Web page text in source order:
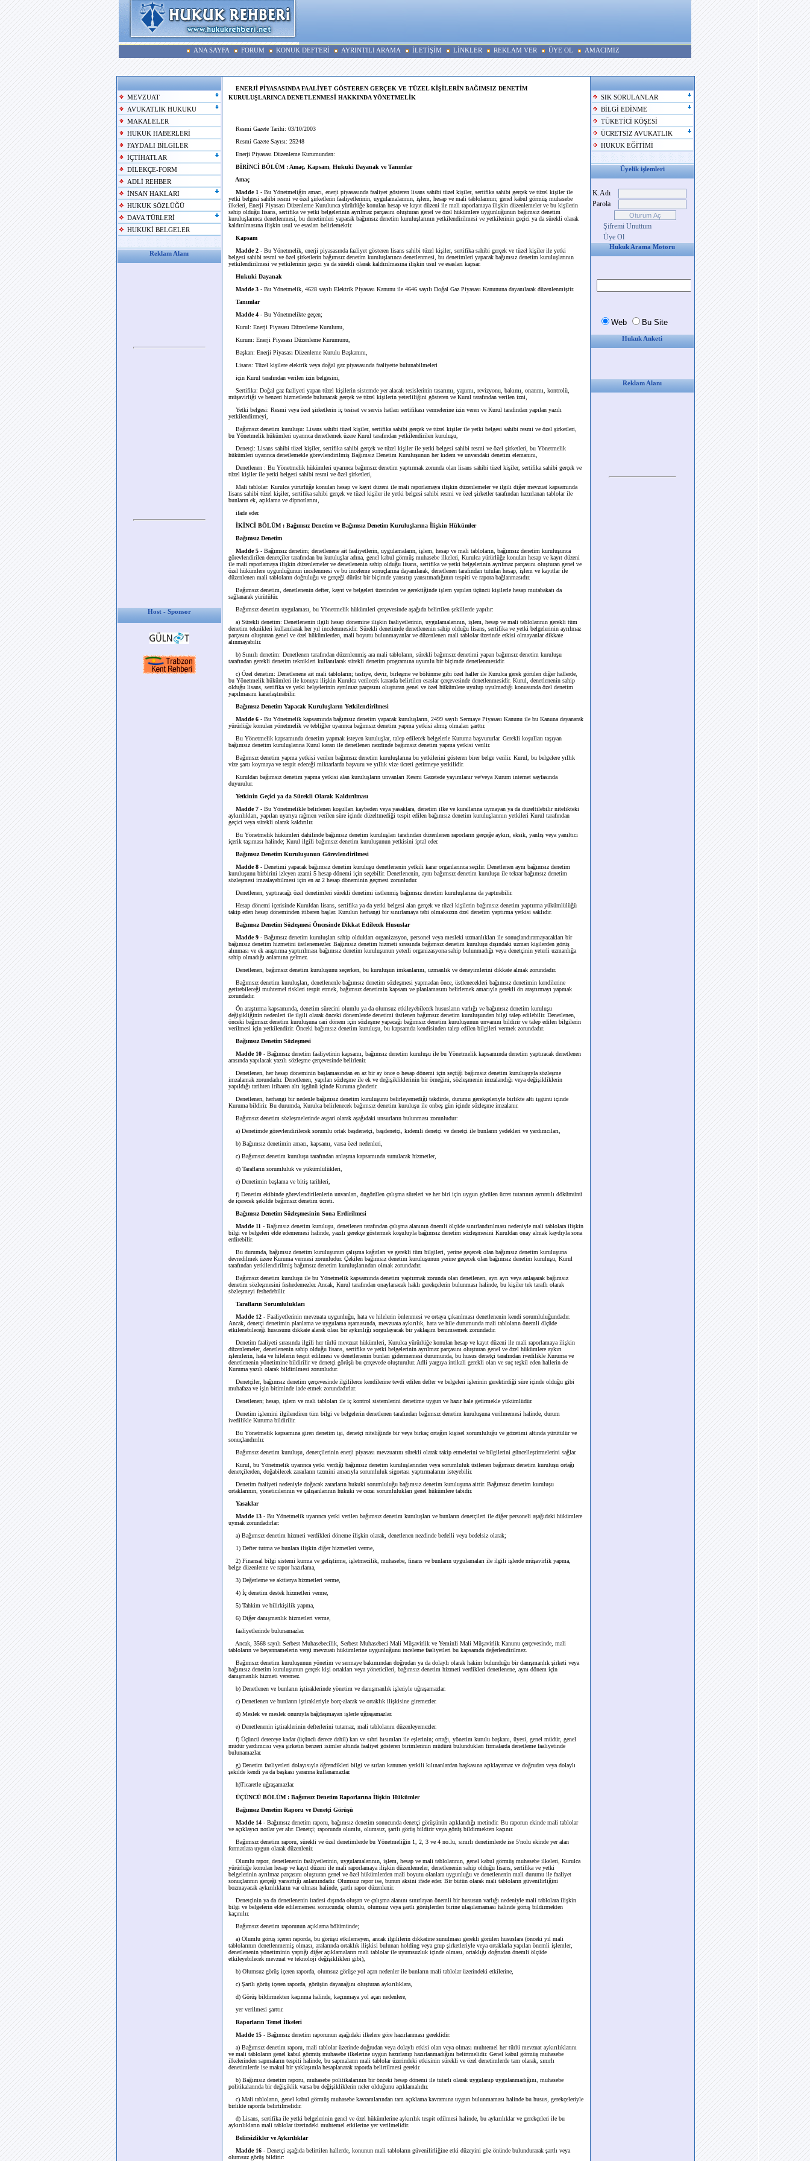
ANA SAYFA FORUM KONUK DEFTERİ AYRINTILI ARAMA İLETİŞİM LİNKLER REKLAM VER ÜYE OL AMACIMIZ
MEVZUAT
AVUKATLIK HUKUKU
MAKALELER
HUKUK HABERLERİ
FAYDALI BİLGİLER
İÇTİHATLAR
DİLEKÇE-FORM
ADLİ REHBER
İNSAN HAKLARI
HUKUK SÖZLÜĞÜ
DAVA TÜRLERİ
HUKUKİ BELGELER
Reklam Alanı
Host - Sponsor
ENERJİ PİYASASINDA FAALİYET GÖSTEREN GERÇEK VE TÜZEL KİŞİLERİN BAĞIMSIZ DENETİM
KURULUŞLARINCA DENETLENMESİ HAKKINDA YÖNETMELİK
Resmi Gazete Tarihi: 03/10/2003
Resmi Gazete Sayısı: 25248
Enerji Piyasası Düzenleme Kurumundan:
BİRİNCİ BÖLÜM : Amaç, Kapsam, Hukuki Dayanak ve Tanımlar
Amaç
Madde 1 - Bu Yönetmeliğin amacı, enerji piyasasında faaliyet gösteren lisans sahibi tüzel kişiler, sertifika sahibi gerçek ve tüzel kişiler ile
yetki belgesi sahibi resmi ve özel şirketlerin faaliyetlerinin, uygulamalarının, işlem, hesap ve mali tablolarının; genel kabul görmüş muhasebe
ilkeleri, Enerji Piyasası Düzenleme Kurulunca yürürlüğe konulan hesap ve kayıt düzeni ile mali raporlamaya ilişkin düzenlemeler ve bu kişilerin
sahip olduğu lisans, sertifika ve yetki belgelerinin ayrılmaz parçasını oluşturan genel ve özel hükümlere uygunluğunun bağımsız denetim
kuruluşlarınca denetlenmesi, bu denetimleri yapacak bağımsız denetim kuruluşlarının yetkilendirilmesi ve yetkilerinin geçici ya da sürekli olarak
kaldırılmasına ilişkin usul ve esasları belirlemektir.
Kapsam
Madde 2 - Bu Yönetmelik, enerji piyasasında faaliyet gösteren lisans sahibi tüzel kişiler, sertifika sahibi gerçek ve tüzel kişiler ile yetki
belgesi sahibi resmi ve özel şirketlerin bağımsız denetim kuruluşlarınca denetlenmesi, bu denetimleri yapacak bağımsız denetim kuruluşlarının
yetkilendirilmesi ve yetkilerinin geçici ya da sürekli olarak kaldırılmasına ilişkin usul ve esasları kapsar.
Hukuki Dayanak
Madde 3 - Bu Yönetmelik, 4628 sayılı Elektrik Piyasası Kanunu ile 4646 sayılı Doğal Gaz Piyasası Kanununa dayanılarak düzenlenmiştir.
Tanımlar
Madde 4 - Bu Yönetmelikte geçen;
Kurul: Enerji Piyasası Düzenleme Kurulunu,
Kurum: Enerji Piyasası Düzenleme Kurumunu,
Başkan: Enerji Piyasası Düzenleme Kurulu Başkanını,
Lisans: Tüzel kişilere elektrik veya doğal gaz piyasasında faaliyette bulunabilmeleri
için Kurul tarafından verilen izin belgesini,
Sertifika: Doğal gaz faaliyeti yapan tüzel kişilerin sistemde yer alacak tesislerinin tasarımı, yapımı, revizyonu, bakımı, onarımı, kontrolü,
müşavirliği ve benzeri hizmetlerde bulunacak gerçek ve tüzel kişilerin yeterliliğini gösteren ve Kurul tarafından verilen izni,
Yetki belgesi: Resmi veya özel şirketlerin iç tesisat ve servis hatları sertifikası vermelerine izin veren ve Kurul tarafından yapılan yazılı
yetkilendirmeyi,
Bağımsız denetim kuruluşu: Lisans sahibi tüzel kişiler, sertifika sahibi gerçek ve tüzel kişiler ile yetki belgesi sahibi resmi ve özel şirketleri,
bu Yönetmelik hükümleri uyarınca denetlemek üzere Kurul tarafından yetkilendirilen kuruluşu,
Denetçi: Lisans sahibi tüzel kişiler, sertifika sahibi gerçek ve tüzel kişiler ile yetki belgesi sahibi resmi ve özel şirketleri, bu Yönetmelik
hükümleri uyarınca denetlemekle görevlendirilmiş Bağımsız Denetim Kuruluşunun her kıdem ve unvandaki denetim elemanını,
Denetlenen : Bu Yönetmelik hükümleri uyarınca bağımsız denetim yaptırmak zorunda olan lisans sahibi tüzel kişiler, sertifika sahibi gerçek ve
tüzel kişiler ile yetki belgesi sahibi resmi ve özel şirketleri,
Mali tablolar: Kurulca yürürlüğe konulan hesap ve kayıt düzeni ile mali raporlamaya ilişkin düzenlemeler ve ilgili diğer mevzuat kapsamında
lisans sahibi tüzel kişiler, sertifika sahibi gerçek ve tüzel kişiler ile yetki belgesi sahibi resmi ve özel şirketler tarafından hazırlanan tablolar ile
bunların ek, açıklama ve dipnotlarını,
ifade eder.
İKİNCİ BÖLÜM : Bağımsız Denetim ve Bağımsız Denetim Kuruluşlarına İlişkin Hükümler
Bağımsız Denetim
Madde 5 - Bağımsız denetim; denetlenene ait faaliyetlerin, uygulamaların, işlem, hesap ve mali tabloların, bağımsız denetim kuruluşunca
görevlendirilen denetçiler tarafından bu kuruluşlar adına, genel kabul görmüş muhasebe ilkeleri, Kurulca yürürlüğe konulan hesap ve kayıt düzeni
ile mali raporlamaya ilişkin düzenlemeler ve denetlenenin sahip olduğu lisans, sertifika ve yetki belgelerinin ayrılmaz parçasını oluşturan genel ve
özel hükümlere uygunluğunun incelenmesi ve bu inceleme sonuçlarına dayanılarak, denetlenen tarafından tutulan hesap, işlem ve kayıtlar ile
düzenlenen mali tabloların doğruluğu ve gerçeği dürüst bir biçimde yansıtıp yansıtmadığının tespiti ve rapora bağlanmasıdır.
Bağımsız denetim, denetlenenin defter, kayıt ve belgeleri üzerinden ve gerektiğinde işlem yapılan üçüncü kişilerle hesap mutabakatı da
sağlanarak yürütülür.
Bağımsız denetim uygulaması, bu Yönetmelik hükümleri çerçevesinde aşağıda belirtilen şekillerde yapılır:
a) Sürekli denetim: Denetlenenin ilgili hesap dönemine ilişkin faaliyetlerinin, uygulamalarının, işlem, hesap ve mali tablolarının gerekli tüm
denetim teknikleri kullanılarak her yıl incelenmesidir. Sürekli denetimde denetlenenin sahip olduğu lisans, sertifika ve yetki belgelerinin ayrılmaz
parçasını oluşturan genel ve özel hükümlerden, mali boyutu bulunmayanlar ve düzenlenen mali tablolar üzerinde etkisi olmayanlar dikkate
alınmayabilir.
b) Sınırlı denetim: Denetlenen tarafından düzenlenmiş ara mali tabloların, sürekli bağımsız denetimi yapan bağımsız denetim kuruluşu
tarafından gerekli denetim teknikleri kullanılarak sürekli denetim programına uyumlu bir biçimde denetlenmesidir.
c) Özel denetim: Denetlenene ait mali tabloların; tasfiye, devir, birleşme ve bölünme gibi özel haller ile Kurulca gerek görülen diğer hallerde,
bu Yönetmelik hükümleri ile konuya ilişkin Kurulca verilecek kararda belirtilen esaslar çerçevesinde denetlenmesidir. Kurul, denetlenenin sahip
olduğu lisans, sertifika ve yetki belgelerinin ayrılmaz parçasını oluşturan genel ve özel hükümlere uyulup uyulmadığı konusunda özel denetim
yapılmasını kararlaştırabilir.
Bağımsız Denetim Yapacak Kuruluşların Yetkilendirilmesi
Madde 6 - Bu Yönetmelik kapsamında bağımsız denetim yapacak kuruluşların, 2499 sayılı Sermaye Piyasası Kanunu ile bu Kanuna dayanarak
yürürlüğe konulan yönetmelik ve tebliğler uyarınca bağımsız denetim yapma yetkisi almış olmaları şarttır.
Bu Yönetmelik kapsamında denetim yapmak isteyen kuruluşlar, talep edilecek belgelerle Kuruma başvururlar. Gerekli koşulları taşıyan
bağımsız denetim kuruluşlarına Kurul kararı ile denetlenen nezdinde bağımsız denetim yapma yetkisi verilir.
Bağımsız denetim yapma yetkisi verilen bağımsız denetim kuruluşlarına bu yetkilerini gösteren birer belge verilir. Kurul, bu belgelere yıllık
vize şartı koymaya ve tespit edeceği miktarlarda başvuru ve yıllık vize ücreti getirmeye yetkilidir.
Kuruldan bağımsız denetim yapma yetkisi alan kuruluşların unvanları Resmi Gazetede yayımlanır ve/veya Kurum internet sayfasında
duyurulur.
Yetkinin Geçici ya da Sürekli Olarak Kaldırılması
Madde 7 - Bu Yönetmelikle belirlenen koşulları kaybeden veya yasaklara, denetim ilke ve kurallarına uymayan ya da düzeltilebilir nitelikteki
aykırılıkları, yapılan uyarıya rağmen verilen süre içinde düzeltmediği tespit edilen bağımsız denetim kuruluşlarının yetkileri Kurul tarafından
geçici veya sürekli olarak kaldırılır.
Bu Yönetmelik hükümleri dahilinde bağımsız denetim kuruluşları tarafından düzenlenen raporların gerçeğe aykırı, eksik, yanlış veya yanıltıcı
içerik taşıması halinde; Kurul ilgili bağımsız denetim kuruluşunun yetkisini iptal eder.
Bağımsız Denetim Kuruluşunun Görevlendirilmesi
Madde 8 - Denetimi yapacak bağımsız denetim kuruluşu denetlenenin yetkili karar organlarınca seçilir. Denetlenen aynı bağımsız denetim
kuruluşunu birbirini izleyen azami 5 hesap dönemi için seçebilir. Denetlenenin, aynı bağımsız denetim kuruluşu ile tekrar bağımsız denetim
sözleşmesi imzalayabilmesi için en az 2 hesap döneminin geçmesi zorunludur.
Denetlenen, yaptıracağı özel denetimleri sürekli denetimi üstlenmiş bağımsız denetim kuruluşlarına da yaptırabilir.
Hesap dönemi içerisinde Kuruldan lisans, sertifika ya da yetki belgesi alan gerçek ve tüzel kişilerin bağımsız denetim yaptırma yükümlülüğü
takip eden hesap döneminden itibaren başlar. Kurulun herhangi bir sınırlamaya tabi olmaksızın özel denetim yaptırma yetkisi saklıdır.
Bağımsız Denetim Sözleşmesi Öncesinde Dikkat Edilecek Hususlar
Madde 9 - Bağımsız denetim kuruluşları sahip oldukları organizasyon, personel veya mesleki uzmanlıkları ile sonuçlandıramayacakları bir
bağımsız denetim hizmetini üstlenemezler. Bağımsız denetim hizmeti sırasında bağımsız denetim kuruluşu dışındaki uzman kişilerden görüş
alınması ve ek araştırma yaptırılması bağımsız denetim kuruluşunun yeterli organizasyona sahip bulunmadığı veya denetçinin yeterli uzmanlığa
sahip olmadığı anlamına gelmez.
Denetlenen, bağımsız denetim kuruluşunu seçerken, bu kuruluşun imkanlarını, uzmanlık ve deneyimlerini dikkate almak zorundadır.
Bağımsız denetim kuruluşları, denetlenenle bağımsız denetim sözleşmesi yapmadan önce, üstlenecekleri bağımsız denetimin kendilerine
getirebileceği muhtemel riskleri tespit etmek, bağımsız denetimin kapsam ve planlamasını belirlemek amacıyla gerekli ön araştırmayı yapmak
zorundadır.
Ön araştırma kapsamında, denetim sürecini olumlu ya da olumsuz etkileyebilecek hususların varlığı ve bağımsız denetim kuruluşu
değişikliğinin nedenleri ile ilgili olarak önceki dönemlerde denetimi üstlenen bağımsız denetim kuruluşundan bilgi talep edilebilir. Denetlenen,
önceki bağımsız denetim kuruluşuna cari dönem için sözleşme yapacağı bağımsız denetim kuruluşunun unvanını bildirir ve talep edilen bilgilerin
verilmesi için yetkilendirir. Önceki bağımsız denetim kuruluşu, bu kapsamda kendisinden talep edilen bilgileri vermek zorundadır.
Bağımsız Denetim Sözleşmesi
Madde 10 - Bağımsız denetim faaliyetinin kapsamı, bağımsız denetim kuruluşu ile bu Yönetmelik kapsamında denetim yaptıracak denetlenen
arasında yapılacak yazılı sözleşme çerçevesinde belirlenir.
Denetlenen, her hesap döneminin başlamasından en az bir ay önce o hesap dönemi için seçtiği bağımsız denetim kuruluşuyla sözleşme
imzalamak zorundadır. Denetlenen, yapılan sözleşme ile ek ve değişikliklerinin bir örneğini, sözleşmenin imzalandığı veya değişikliklerin
yapıldığı tarihten itibaren altı işgünü içinde Kuruma gönderir.
Denetlenen, herhangi bir nedenle bağımsız denetim kuruluşunu belirleyemediği takdirde, durumu gerekçeleriyle birlikte altı işgünü içinde
Kuruma bildirir. Bu durumda, Kurulca belirlenecek bağımsız denetim kuruluşu ile onbeş gün içinde sözleşme imzalanır.
Bağımsız denetim sözleşmelerinde asgari olarak aşağıdaki unsurların bulunması zorunludur:
a) Denetimde görevlendirilecek sorumlu ortak başdenetçi, başdenetçi, kıdemli denetçi ve denetçi ile bunların yedekleri ve yardımcıları,
b) Bağımsız denetimin amacı, kapsamı, varsa özel nedenleri,
c) Bağımsız denetim kuruluşu tarafından anlaşma kapsamında sunulacak hizmetler,
d) Tarafların sorumluluk ve yükümlülükleri,
e) Denetimin başlama ve bitiş tarihleri,
f) Denetim ekibinde görevlendirilenlerin unvanları, öngörülen çalışma süreleri ve her biri için uygun görülen ücret tutarının ayrıntılı dökümünü
de içerecek şekilde bağımsız denetim ücreti.
Bağımsız Denetim Sözleşmesinin Sona Erdirilmesi
Madde 11 - Bağımsız denetim kuruluşu, denetlenen tarafından çalışma alanının önemli ölçüde sınırlandırılması nedeniyle mali tablolara ilişkin
bilgi ve belgeleri elde edememesi halinde, yazılı gerekçe göstermek koşuluyla bağımsız denetim sözleşmesini Kuruldan onay almak kaydıyla sona
erdirebilir.
Bu durumda, bağımsız denetim kuruluşunun çalışma kağıtları ve gerekli tüm bilgileri, yerine geçecek olan bağımsız denetim kuruluşuna
devredilmek üzere Kuruma vermesi zorunludur. Çekilen bağımsız denetim kuruluşunun yerine geçecek olan bağımsız denetim kuruluşu, Kurul
tarafından yetkilendirilmiş bağımsız denetim kuruluşlarından olmak zorundadır.
Bağımsız denetim kuruluşu ile bu Yönetmelik kapsamında denetim yaptırmak zorunda olan denetlenen, ayrı ayrı veya anlaşarak bağımsız
denetim sözleşmesini feshedemezler. Ancak, Kurul tarafından onaylanacak haklı gerekçelerin bulunması halinde, bu kişiler tek taraflı olarak
sözleşmeyi feshedebilir.
Tarafların Sorumlulukları
Madde 12 - Faaliyetlerinin mevzuata uygunluğu, hata ve hilelerin önlenmesi ve ortaya çıkarılması denetlenenin kendi sorumluluğundadır.
Ancak, denetçi denetimin planlama ve uygulama aşamasında, mevzuata aykırılık, hata ve hile durumunda mali tabloların önemli ölçüde
etkilenebileceği hususunu dikkate alarak olası bir aykırılığı sorgulayacak bir yaklaşım benimsemek zorundadır.
Denetim faaliyeti sırasında ilgili her türlü mevzuat hükümleri, Kurulca yürürlüğe konulan hesap ve kayıt düzeni ile mali raporlamaya ilişkin
düzenlemeler, denetlenenin sahip olduğu lisans, sertifika ve yetki belgelerinin ayrılmaz parçasını oluşturan genel ve özel hükümlere aykırı
işlemlerin, hata ve hilelerin tespit edilmesi ve denetlenenin bunları gidermemesi durumunda, bu husus denetçi tarafından ivedilikle Kuruma ve
denetlenenin yönetimine bildirilir ve denetçi görüşü bu çerçevede oluşturulur. Adli yargıya intikali gerekli olan ve suç teşkil eden hallerin de
Kuruma yazılı olarak bildirilmesi zorunludur.
Denetçiler, bağımsız denetim çerçevesinde ilgililerce kendilerine tevdi edilen defter ve belgeleri işlerinin gerektirdiği süre içinde olduğu gibi
muhafaza ve işin bitiminde iade etmek zorundadırlar.
Denetlenen; hesap, işlem ve mali tabloları ile iç kontrol sistemlerini denetime uygun ve hazır hale getirmekle yükümlüdür.
Denetim işlemini ilgilendiren tüm bilgi ve belgelerin denetlenen tarafından bağımsız denetim kuruluşuna verilmemesi halinde, durum
ivedilikle Kuruma bildirilir.
Bu Yönetmelik kapsamına giren denetim işi, denetçi niteliğinde bir veya birkaç ortağın kişisel sorumluluğu ve gözetimi altında yürütülür ve
sonuçlandırılır.
Bağımsız denetim kuruluşu, denetçilerinin enerji piyasası mevzuatını sürekli olarak takip etmelerini ve bilgilerini güncelleştirmelerini sağlar.
Kurul, bu Yönetmelik uyarınca yetki verdiği bağımsız denetim kuruluşlarından veya sorumluluk üstlenen bağımsız denetim kuruluşu ortağı
denetçilerden, doğabilecek zararların tazmini amacıyla sorumluluk sigortası yaptırmalarını isteyebilir.
Denetim faaliyeti nedeniyle doğacak zararların hukuki sorumluluğu bağımsız denetim kuruluşuna aittir. Bağımsız denetim kuruluşu
ortaklarının, yöneticilerinin ve çalışanlarının hukuki ve cezai sorumlulukları genel hükümlere tabidir.
Yasaklar
Madde 13 - Bu Yönetmelik uyarınca yetki verilen bağımsız denetim kuruluşları ve bunların denetçileri ile diğer personeli aşağıdaki hükümlere
uymak zorundadırlar:
a) Bağımsız denetim hizmeti verdikleri döneme ilişkin olarak, denetlenen nezdinde bedelli veya bedelsiz olarak;
1) Defter tutma ve bunlara ilişkin diğer hizmetleri verme,
2) Finansal bilgi sistemi kurma ve geliştirme, işletmecilik, muhasebe, finans ve bunların uygulamaları ile ilgili işlerde müşavirlik yapma,
belge düzenleme ve rapor hazırlama,
3) Değerleme ve aktüerya hizmetleri verme,
4) İç denetim destek hizmetleri verme,
5) Tahkim ve bilirkişilik yapma,
6) Diğer danışmanlık hizmetleri verme,
faaliyetlerinde bulunamazlar.
Ancak, 3568 sayılı Serbest Muhasebecilik, Serbest Muhasebeci Mali Müşavirlik ve Yeminli Mali Müşavirlik Kanunu çerçevesinde, mali
tabloların ve beyannamelerin vergi mevzuatı hükümlerine uygunluğunu inceleme faaliyetleri bu kapsamda değerlendirilmez.
Bağımsız denetim kuruluşunun yönetim ve sermaye bakımından doğrudan ya da dolaylı olarak hakim bulunduğu bir danışmanlık şirketi veya
bağımsız denetim kuruluşunun gerçek kişi ortakları veya yöneticileri, bağımsız denetim hizmeti verdikleri denetlenene, aynı dönem için
danışmanlık hizmeti veremez.
b) Denetlenen ve bunların iştiraklerinde yönetim ve danışmanlık işleriyle uğraşamazlar.
c) Denetlenen ve bunların iştirakleriyle borç-alacak ve ortaklık ilişkisine giremezler.
d) Meslek ve meslek onuruyla bağdaşmayan işlerle uğraşamazlar.
e) Denetlenenin iştiraklerinin defterlerini tutamaz, mali tablolarını düzenleyemezler.
f) Üçüncü dereceye kadar (üçüncü derece dahil) kan ve sıhri hısımları ile eşlerinin; ortağı, yönetim kurulu başkanı, üyesi, genel müdür, genel
müdür yardımcısı veya şirketin benzeri isimler altında faaliyet gösteren birimlerinin müdürü bulundukları firmalarda denetleme faaliyetinde
bulunamazlar.
g) Denetim faaliyetleri dolayısıyla öğrendikleri bilgi ve sırları kanunen yetkili kılınanlardan başkasına açıklayamaz ve doğrudan veya dolaylı
şekilde kendi ya da başkası yararına kullanamazlar.
h)Ticaretle uğraşamazlar.
ÜÇÜNCÜ BÖLÜM : Bağımsız Denetim Raporlarına İlişkin Hükümler
Bağımsız Denetim Raporu ve Denetçi Görüşü
Madde 14 - Bağımsız denetim raporu, bağımsız denetim sonucunda denetçi görüşünün açıklandığı metindir. Bu raporun ekinde mali tablolar
ve açıklayıcı notlar yer alır. Denetçi; raporunda olumlu, olumsuz, şartlı görüş bildirir veya görüş bildirmekten kaçınır.
Bağımsız denetim raporu, sürekli ve özel denetimlerde bu Yönetmeliğin 1, 2, 3 ve 4 no.lu, sınırlı denetimlerde ise 5'nolu ekinde yer alan
formatlara uygun olarak düzenlenir.
Olumlu rapor, denetlenenin faaliyetlerinin, uygulamalarının, işlem, hesap ve mali tablolarının, genel kabul görmüş muhasebe ilkeleri, Kurulca
yürürlüğe konulan hesap ve kayıt düzeni ile mali raporlamaya ilişkin düzenlemeler, denetlenenin sahip olduğu lisans, sertifika ve yetki
belgelerinin ayrılmaz parçasını oluşturan genel ve özel hükümlerden mali boyutu olanlara uygunluğu ve denetlenenin mali durumu ile faaliyet
sonuçlarının gerçeği yansıttığı anlamındadır. Olumsuz rapor ise, bunun aksini ifade eder. Bir bütün olarak mali tabloların güvenilirliğini
bozmayacak aykırılıkların var olması halinde, şartlı rapor düzenlenir.
Denetçinin ya da denetlenenin iradesi dışında oluşan ve çalışma alanını sınırlayan önemli bir hususun varlığı nedeniyle mali tablolara ilişkin
bilgi ve belgelerin elde edilememesi sonucunda; olumlu, olumsuz veya şartlı görüşlerden birine ulaşılamaması halinde görüş bildirmekten
kaçınılır.
Bağımsız denetim raporunun açıklama bölümünde;
a) Olumlu görüş içeren raporda, bu görüşü etkilemeyen, ancak ilgililerin dikkatine sunulması gerekli görülen hususlara (önceki yıl mali
tablolarının denetlenmemiş olması, aralarında ortaklık ilişkisi bulunan holding veya grup şirketleriyle veya ortaklarla yapılan önemli işlemler,
denetlenenin yönetiminin yaptığı diğer açıklamaların mali tablolar ile uyumsuzluk içinde olması, ortaklığı doğrudan önemli ölçüde
etkileyebilecek mevzuat ve teknoloji değişiklikleri gibi),
b) Olumsuz görüş içeren raporda, olumsuz görüşe yol açan nedenler ile bunların mali tablolar üzerindeki etkilerine,
c) Şartlı görüş içeren raporda, görüşün dayanağını oluşturan aykırılıklara,
d) Görüş bildirmekten kaçınma halinde, kaçınmaya yol açan nedenlere,
yer verilmesi şarttır.
Raporların Temel İlkeleri
Madde 15 - Bağımsız denetim raporunun aşağıdaki ilkelere göre hazırlanması gereklidir:
a) Bağımsız denetim raporu, mali tablolar üzerinde doğrudan veya dolaylı etkisi olan veya olması muhtemel her türlü mevzuat aykırılıklarını
ve mali tabloların genel kabul görmüş muhasebe ilkelerine uygun hazırlanıp hazırlanmadığını belirtmelidir. Genel kabul görmüş muhasebe
ilkelerinden sapmaların tespiti halinde, bu sapmaların mali tablolar üzerindeki etkisinin sürekli ve özel denetimlerde tam olarak, sınırlı
denetimlerde ise makul bir yaklaşımla hesaplanarak raporda belirtilmesi gerekir.
b) Bağımsız denetim raporu, muhasebe politikalarının bir önceki hesap dönemi ile tutarlı olarak uygulanıp uygulanmadığını, muhasebe
politikalarında bir değişiklik varsa bu değişikliklerin neler olduğunu açıklamalıdır.
c) Mali tabloların, genel kabul görmüş muhasebe kavramlarından tam açıklama kavramına uygun bulunmaması halinde bu husus, gerekçeleriyle
birlikte raporda belirtilmelidir.
d) Lisans, sertifika ile yetki belgelerinin genel ve özel hükümlerine aykırılık tespit edilmesi halinde, bu aykırılıklar ve gerekçeleri ile bu
aykırılıkların mali tablolar üzerindeki muhtemel etkilerine yer verilmelidir.
Belirsizlikler ve Aykırılıklar
Madde 16 - Denetçi aşağıda belirtilen hallerde, konunun mali tabloların güvenilirliğine etki düzeyini göz önünde bulundurarak şartlı veya
olumsuz görüş bildirir:
SIK SORULANLAR
BİLGİ EDİNME
TÜKETİCİ KÖŞESİ
ÜCRETSİZ AVUKATLIK
HUKUK EĞİTİMİ
Üyelik işlemleri
K.Adı
Parola
Şifremi Unuttum
Üye Ol
Hukuk Arama Motoru
Hukuk Anketi
Reklam Alanı